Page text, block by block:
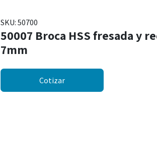
SKU: 50700
50007 Broca HSS fresada y
7mm
Cotizar